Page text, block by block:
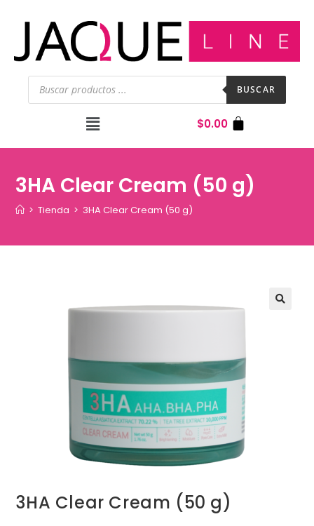
BUSCAR
$0.00
3HA Clear Cream (50 g)
> Tienda > 3HA Clear Cream (50 g)
3HA Clear Cream (50 g)